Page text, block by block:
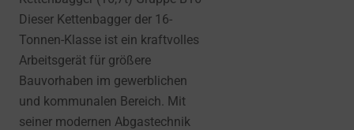
Dieser Kettenbagger der 16-
Tonnen-Klasse ist ein kraftvolles
Arbeitsgerät für größere
Bauvorhaben im gewerblichen
und kommunalen Bereich. Mit
seiner modernen Abgastechnik